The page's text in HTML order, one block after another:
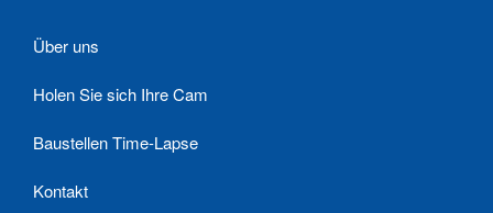
Über uns
Holen Sie sich Ihre Cam
Baustellen Time-Lapse
Kontakt